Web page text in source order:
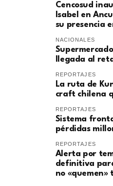
Cencosud
Isabel en
su presencia
NACIONALES
llegada al
REPORTAJES
La ruta de
craft chilena
REPORTAJES
Sistema
pérdidas
REPORTAJES
Alerta por
definitiva
no «quemen»